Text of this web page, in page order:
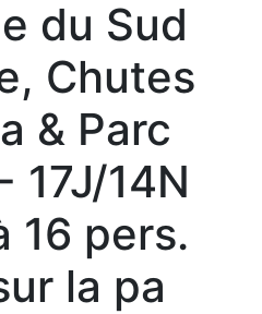
du Sud
Chutes
& Parc
17J/14N
16 pers.
la pa